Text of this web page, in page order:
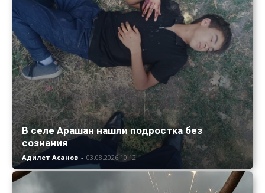
В селе Арашан нашли подростка без
сознания
Адилет Асанов - 03.08.2026 10:12